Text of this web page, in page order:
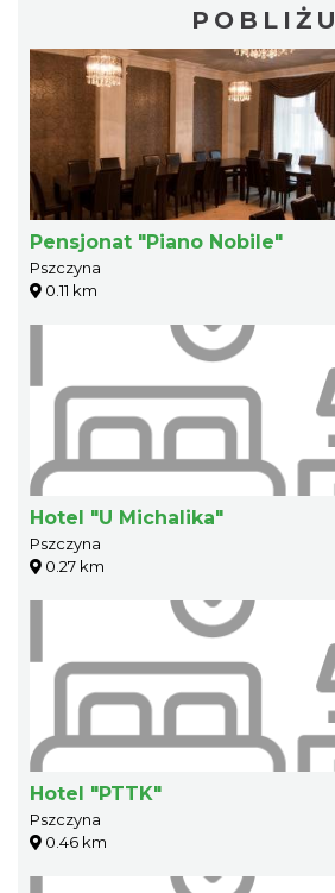
POBLIŻU
Pensjonat "Piano Nobile"
Pszczyna
0.11 km
Hotel "U Michalika"
Pszczyna
0.27 km
Hotel "PTTK"
Pszczyna
0.46 km